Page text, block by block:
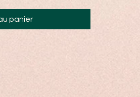
panier